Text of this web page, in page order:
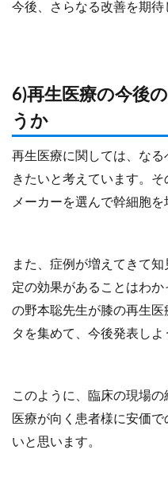
今後、さらなる改善を期待
6)再生医療の今後
うか
再生医療に関しては、な
きたいと考えています。
メーカーを選んで幹細胞
また、症例が増えてきて
定の効果があることはわ
の野本聡先生が膝の再生
タを集めて、今後発表しよ
このように、臨床の現場
医療が向く患者様に安価
いと思います。